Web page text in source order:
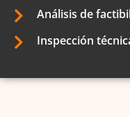
Análisis de
Inspección